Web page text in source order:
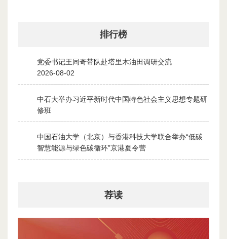
排行榜
党委书记王同奇带队赴塔里木油田调研交流
2026-08-02
中石大举办习近平新时代中国特色社会主义思想专题研
修班
2026-07-28
中国石油大学（北京）与香港科技大学联合举办“低碳
智慧能源与绿色碳循环”京港夏令营
2026-07-30
荐读